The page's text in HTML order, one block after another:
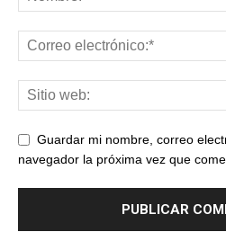
Guardar mi nombre, correo
navegador la próxima vez que